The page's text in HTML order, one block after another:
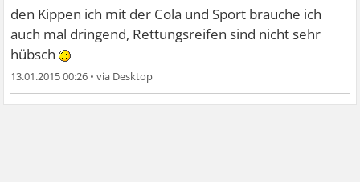
den Kippen ich mit der Cola und Sport brauche ich
auch mal dringend, Rettungsreifen sind nicht sehr
hübsch
13.01.2015 00:26 •